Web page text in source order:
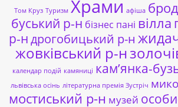
Том Круз Туризм Храми афіша
буський р-н бізнес пані вілла
р-ндрогобицький р-н
жовківський р-н
календар подій камяниці кам’янка-
львівська осінь літературна премія Зустріч
мостиський р-н музей